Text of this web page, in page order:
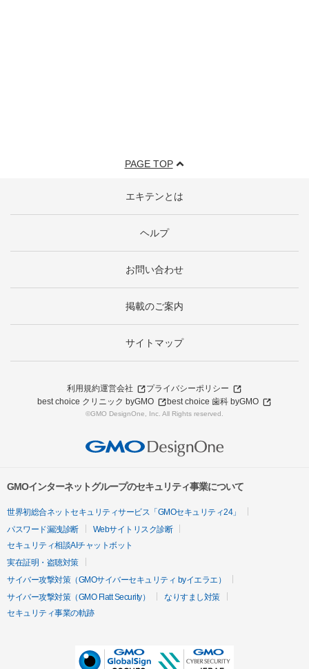
PAGE TOP
エキテンとは
ヘルプ
お問い合わせ
掲載のご案内
サイトマップ
利用規約運営会社
プライバシーポリシー
best choice クリニック byGMO
best choice 歯科 byGMO
©GMO DesignOne, Inc. All Rights reserved.
GMOインターネットグループのセキュリティ事業について
世界初総合ネットセキュリティサービス「GMOセキュリティ24」
パスワード漏洩診断
Webサイトリスク診断
セキュリティ相談AIチャットボット
実在証明・盗聴対策
サイバー攻撃対策（GMOサイバーセキュリティ byイエラエ）
サイバー攻撃対策（GMO Flatt Security）
なりすまし対策
セキュリティ事業の軌跡